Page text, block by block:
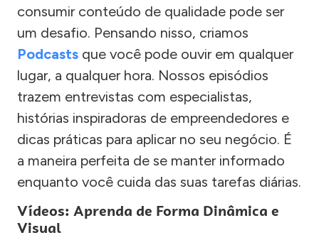
consumir conteúdo de qualidade pode ser
um desafio. Pensando nisso, criamos
Podcasts que você pode ouvir em qualquer
lugar, a qualquer hora. Nossos episódios
trazem entrevistas com especialistas,
histórias inspiradoras de empreendedores e
dicas práticas para aplicar no seu negócio. É
a maneira perfeita de se manter informado
enquanto você cuida das suas tarefas diárias.
Vídeos: Aprenda de Forma Dinâmica e
Visual